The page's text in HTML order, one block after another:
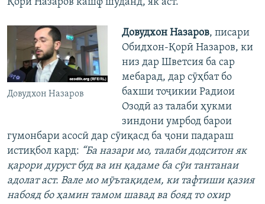
Қорӣ Назаров кашф шуданд, як аст.
Довудхон Назаров
Довудхон Назаров, писари
Обидхон-Қорӣ Назаров, ки
низ дар Шветсия ба сар
мебарад, дар сӯҳбат бо
бахши тоҷикии Радиои
Озодӣ аз талаби ҳукми
зиндони умрбод барои
гумонбари асосӣ дар сӯиқасд ба ҷони падараш
истиқбол кард: “Ба назари мо, талаби додситон як
қарори дуруст буд ва ин қадаме ба сӯи тантанаи
адолат аст. Вале мо мӯътақидем, ки тафтиши қазия
набояд бо ҳамин тамом шавад ва бояд то охир